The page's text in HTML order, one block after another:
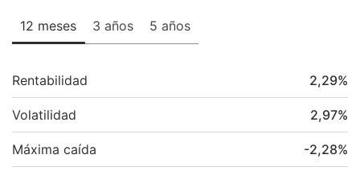
12 meses 3 años 5 años
Rentabilidad 2,29%
Volatilidad 2,97%
Máxima caída -2,28%